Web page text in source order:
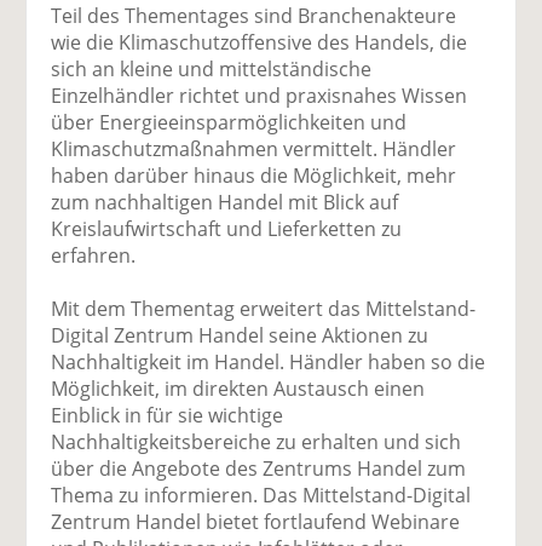
Teil des Thementages sind Branchenakteure
wie die Klimaschutzoffensive des Handels, die
sich an kleine und mittelständische
Einzelhändler richtet und praxisnahes Wissen
über Energieeinsparmöglichkeiten und
Klimaschutzmaßnahmen vermittelt. Händler
haben darüber hinaus die Möglichkeit, mehr
zum nachhaltigen Handel mit Blick auf
Kreislaufwirtschaft und Lieferketten zu
erfahren.
Mit dem Thementag erweitert das Mittelstand-
Digital Zentrum Handel seine Aktionen zu
Nachhaltigkeit im Handel. Händler haben so die
Möglichkeit, im direkten Austausch einen
Einblick in für sie wichtige
Nachhaltigkeitsbereiche zu erhalten und sich
über die Angebote des Zentrums Handel zum
Thema zu informieren. Das Mittelstand-Digital
Zentrum Handel bietet fortlaufend Webinare